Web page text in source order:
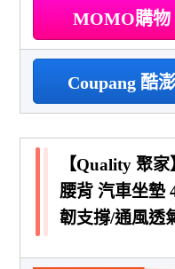
MOMO購物
Coupang 酷澎
【Quality 聚
腰背 汽車坐墊
韌支撐/通風透